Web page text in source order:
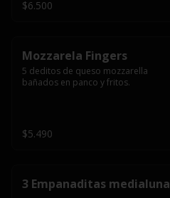
$6.500
Mozzarela Fingers
5 deditos de queso mozzarella
bañados en panco y fritos.
$5.490
3 Empanaditas medialuna